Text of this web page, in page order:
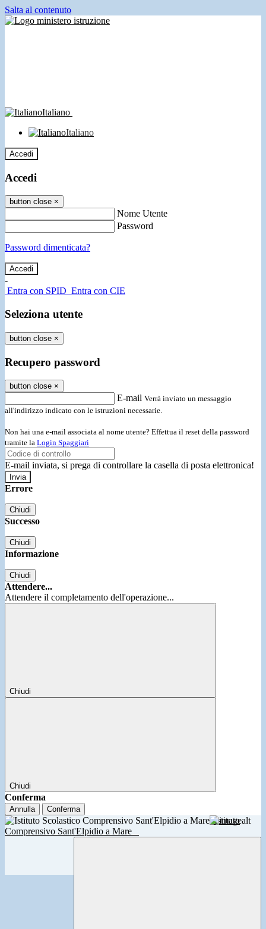
Salta al contenuto
Italiano
Italiano
Accedi
Accedi
button close ×
Nome Utente
Password
Password dimenticata?
-
Entra con SPID Entra con CIE
Seleziona utente
button close ×
Recupero password
button close ×
E-mail Verrà inviato un messaggio
all'indirizzo indicato con le istruzioni necessarie.
Non hai una e-mail associata al nome utente? Effettua il reset della password
tramite la Login Spaggiari
E-mail inviata, si prega di controllare la casella di posta elettronica!
Errore
Chiudi
Successo
Chiudi
Informazione
Chiudi
Attendere...
Attendere il completamento dell'operazione...
Chiudi
Chiudi
Conferma
Annulla Conferma
Istituto
Comprensivo Sant'Elpidio a Mare